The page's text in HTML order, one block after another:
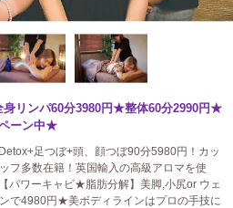
リンパ60分3980円★整体60分2990円★
ーン中★
足つぼ+頭、顔つぼ90分5980円！カッ
フ多数在籍！英国輸入の高級アロマを使
パワーキャビ★脂肪分解】美脚,小尻or ウェ
で4980円★美ボディラインはプロの手技に